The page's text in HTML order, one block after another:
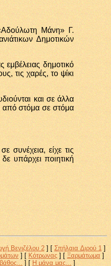
Μάνη» Γ.
Δημοτικών
δημοτικό
τις χαρές, το ψίκι
και σε άλλα
από στόμα σε στόμα
συνέχεια, είχε τις
υπάρχει ποιητική
Βενιζέλου 2] [ Σπήλαια Διρού 1]
] [ Κότρωνας ] [ Ξαρμάτωμα ]
] [ Η μάνα μας... ]